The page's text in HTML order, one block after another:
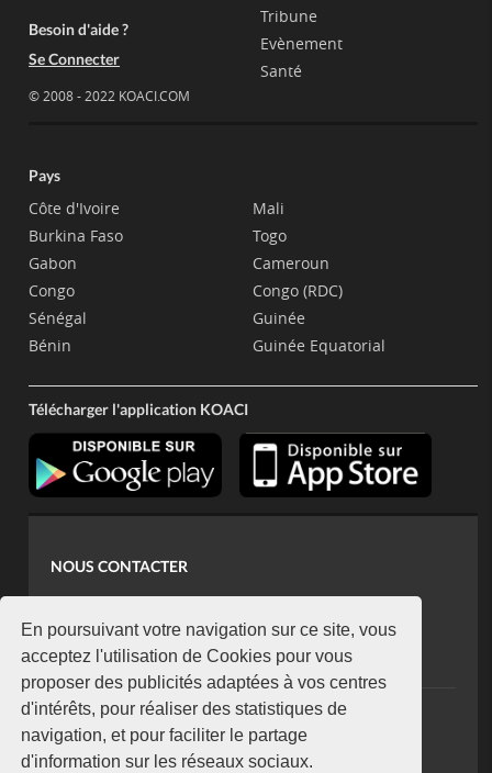
En poursuivant votre navigation sur ce site, vous
acceptez l'utilisation de Cookies pour vous
proposer des publicités adaptées à vos centres
d'intérêts, pour réaliser des statistiques de
navigation, et pour faciliter le partage
d'information sur les réseaux sociaux.
Besoin d'aide ?
Se Connecter
© 2008 - 2022 KOACI.COM
Tribune
Evènement
Santé
Pays
Côte d'Ivoire
Burkina Faso
Gabon
Congo
Sénégal
Bénin
Mali
Togo
Cameroun
Congo (RDC)
Guinée
Guinée Equatorial
Télécharger l'application KOACI
NOUS CONTACTER
koaci@yahoo.fr
+225 07 08 85 52 93
NEWSLETTER
Restez connecté via notre newsletter